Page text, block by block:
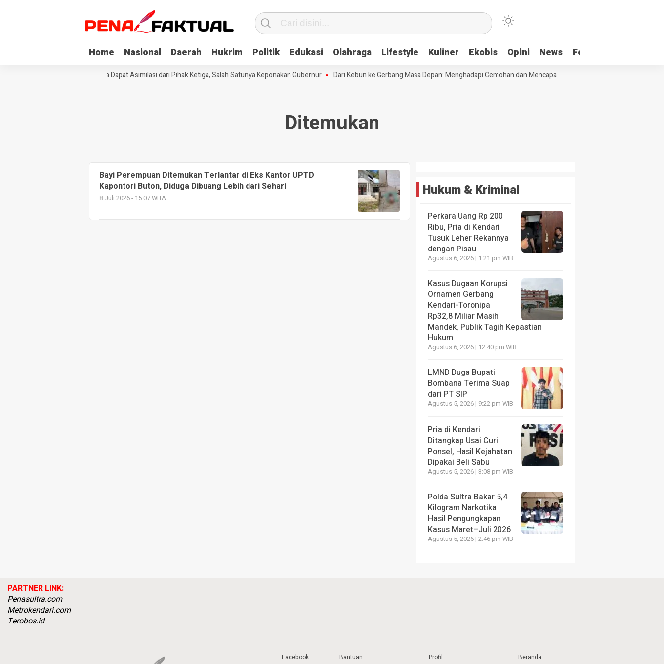
Home Nasional Daerah Hukrim Politik Edukasi Olahraga Lifestyle Kuliner Ekobis Opini News Feature
Tiga Napi Korupsi di Sultra Dapat Asimilasi dari Pihak Ketiga, Salah Satunya Keponakan Gubernur Dari Kebun ke Gerbang Masa Depan: Menghadapi Cemohan dan Mencapai Impian
Ditemukan
Bayi Perempuan Ditemukan Terlantar di Eks Kantor UPTD
Kapontori Buton, Diduga Dibuang Lebih dari Sehari
8 Juli 2026 - 15:07 WITA Hukum & Kriminal
Perkara Uang Rp 200
Ribu, Pria di Kendari
Tusuk Leher Rekannya
dengan Pisau
Agustus 6, 2026 | 1:21 pm WIB
Kasus Dugaan Korupsi
Ornamen Gerbang
Kendari-Toronipa
Rp32,8 Miliar Masih
Mandek, Publik Tagih Kepastian
Hukum
Agustus 6, 2026 | 12:40 pm WIB
LMND Duga Bupati
Bombana Terima Suap
dari PT SIP
Agustus 5, 2026 | 9:22 pm WIB
Pria di Kendari
Ditangkap Usai Curi
Ponsel, Hasil Kejahatan
Dipakai Beli Sabu
Agustus 5, 2026 | 3:08 pm WIB
Polda Sultra Bakar 5,4
Kilogram Narkotika
Hasil Pengungkapan
Kasus Maret–Juli 2026
Agustus 5, 2026 | 2:46 pm WIB
PARTNER LINK:
Penasultra.com
Metrokendari.com
Terobos.id
Facebook Bantuan Profil Beranda